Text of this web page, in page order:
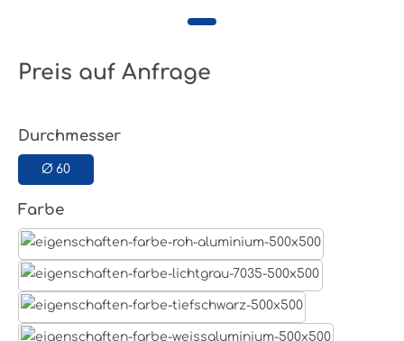
Preis auf Anfrage
Durchmesserauswählen
Ø 60
Farbeauswählen